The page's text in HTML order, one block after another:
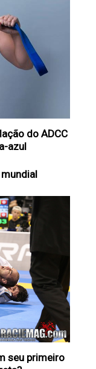
do ADCC
azul
seu primeiro